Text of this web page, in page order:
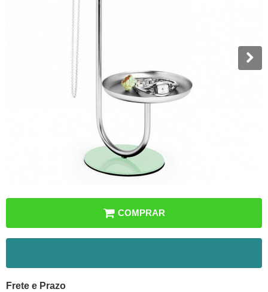
COMPRAR
Frete e Prazo